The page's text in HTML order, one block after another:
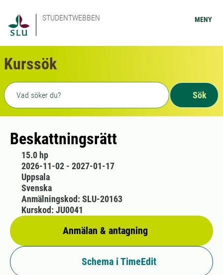
STUDENTWEBBEN MENY
Kurssök
Fritext sökning
Sök
Beskattningsrätt
15.0 hp
2026-11-02 - 2027-01-17
Uppsala
Svenska
Anmälan & antagning
Anmälningskod: SLU-20163
Kurskod: JU0041
Schema i TimeEdit